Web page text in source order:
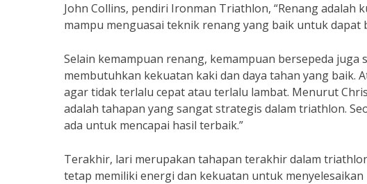
John Collins, pendiri Ironman Triathlon, “Renang adalah
mampu menguasai teknik renang yang baik untuk dapat
Selain kemampuan renang, kemampuan bersepeda
membutuhkan kekuatan kaki dan daya tahan yang
agar tidak terlalu cepat atau terlalu lambat. Menurut
adalah tahapan yang sangat strategis dalam triathlon.
ada untuk mencapai hasil terbaik.”
Terakhir, lari merupakan tahapan terakhir dalam
tetap memiliki energi dan kekuatan untuk